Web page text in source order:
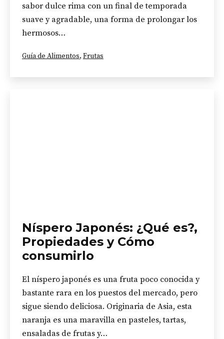
sabor dulce rima con un final de temporada
suave y agradable, una forma de prolongar los
hermosos…
Categorizado
Guía de Alimentos, Frutas
Níspero Japonés: ¿Qué es?,
Propiedades y Cómo
consumirlo
El níspero japonés es una fruta poco conocida y
bastante rara en los puestos del mercado, pero
sigue siendo deliciosa. Originaria de Asia, esta
naranja es una maravilla en pasteles, tartas,
ensaladas de frutas y…